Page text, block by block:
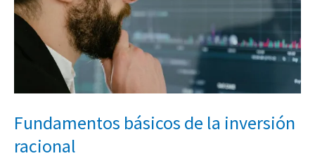
Fundamentos básicos de la inversión
racional
racional